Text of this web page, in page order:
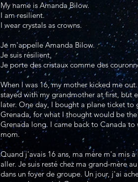
My name is Amanda Bilow.
I am resilient.
I wear crystals as crowns.
Je m'appelle Amanda Bilow.
Je suis résilient.
Je porte des cristaux comme des
When I was 16, my mother kicked me
stayed with my grandmother at first, but
later. One day, I bought a plane ticket to
Grenada, for what I thought would be
Grenada long. I came back to Canada
mom.
Quand j'avais 16 ans, ma mère m'a mis
aller. Je suis resté chez ma grand-mère
dans un foyer de groupe. Un jour, j'ai